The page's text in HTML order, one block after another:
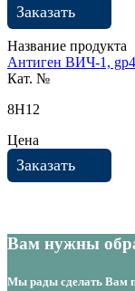
Заказать
Название продукта
Антиген ВИЧ-1,
Кат. №
8H12
Цена
Заказать
Вам нужны
Мы рады сделать Вам